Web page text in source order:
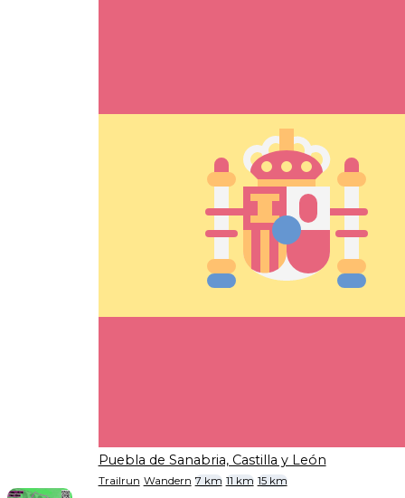
Puebla de Sanabria, Castilla y León
Trailrun Wandern 7 km 11 km 15 km